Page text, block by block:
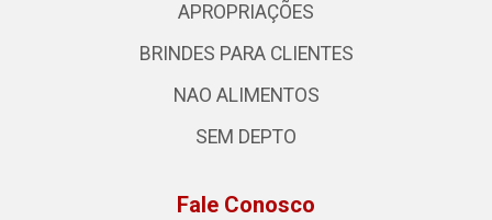
APROPRIAÇÕES
BRINDES PARA CLIENTES
NAO ALIMENTOS
SEM DEPTO
Fale Conosco